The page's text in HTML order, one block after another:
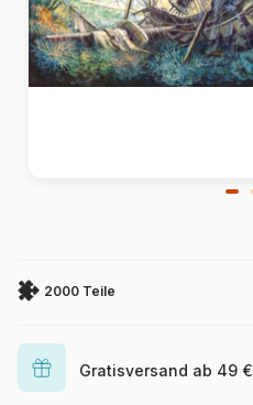
2000 Teile
Gratisversand ab 49 €